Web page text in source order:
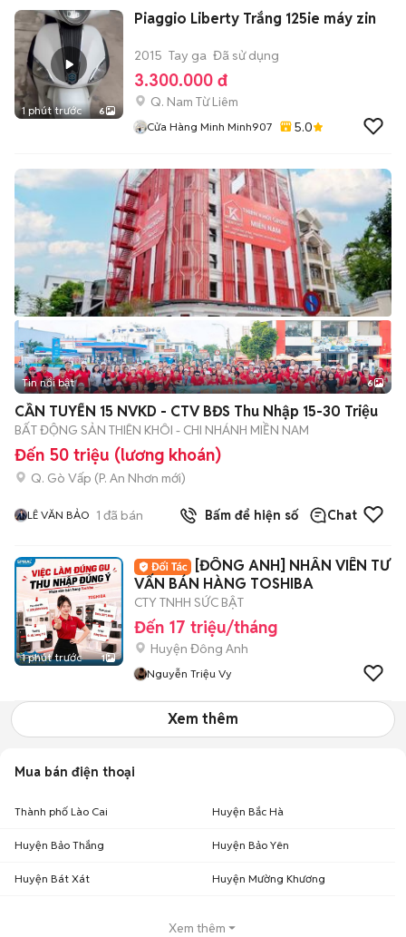
1 phút trước 6
Piaggio Liberty Trắng 125ie máy zin
2015 Tay ga Đã sử dụng
3.300.000 đ
Q. Nam Từ Liêm
Cửa Hàng Minh Minh907 5.0
+2
Tin nổi bật 6
CẦN TUYỂN 15 NVKD - CTV BĐS Thu Nhập 15-30 Triệu
BẤT ĐỘNG SẢN THIÊN KHÔI - CHI NHÁNH MIỀN NAM
Đến 50 triệu (lương khoán)
Q. Gò Vấp (P. An Nhơn mới)
LÊ VĂN BẢO 1 đã bán Bấm để hiện số Chat
1 phút trước 1
[ĐÔNG ANH] NHÂN VIÊN TƯ
VẤN BÁN HÀNG TOSHIBA
CTY TNHH SỨC BẬT
Đến 17 triệu/tháng
Huyện Đông Anh
Nguyễn Triệu Vy
Xem thêm
Mua bán điện thoại
Thành phố Lào Cai Huyện Bắc Hà
Huyện Bảo Thắng Huyện Bảo Yên
Huyện Bát Xát Huyện Mường Khương
Xem thêm